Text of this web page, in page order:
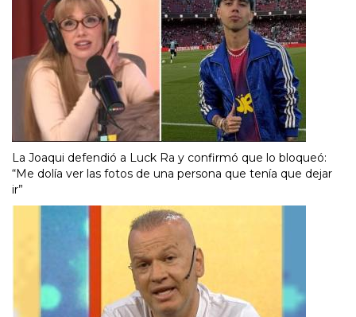
La Joaqui defendió a Luck Ra y confirmó que lo bloqueó:
“Me dolía ver las fotos de una persona que tenía que dejar
ir”